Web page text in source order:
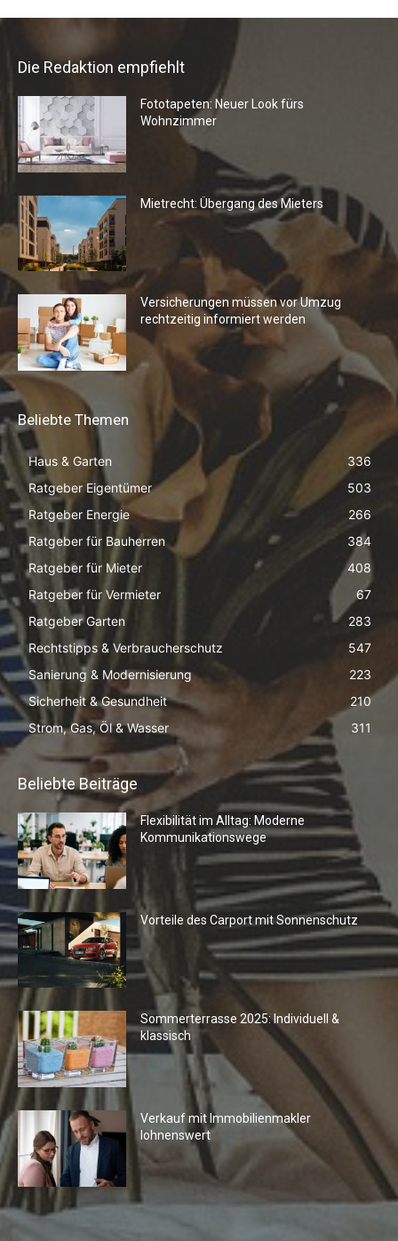
Die Redaktion empfiehlt
Fototapeten: Neuer Look fürs
Wohnzimmer
Mietrecht: Übergang des Mieters
Versicherungen müssen vor Umzug
rechtzeitig informiert werden
Beliebte Themen
Haus & Garten
336
Ratgeber Eigentümer
503
Ratgeber Energie
266
Ratgeber für Bauherren
384
Ratgeber für Mieter
408
Ratgeber für Vermieter
67
Ratgeber Garten
283
Rechtstipps & Verbraucherschutz
547
Sanierung & Modernisierung
223
Sicherheit & Gesundheit
210
Strom, Gas, Öl & Wasser
311
Beliebte Beiträge
Flexibilität im Alltag: Moderne
Kommunikationswege
Vorteile des Carport mit Sonnenschutz
Sommerterrasse 2025: Individuell &
klassisch
Verkauf mit Immobilienmakler
lohnenswert